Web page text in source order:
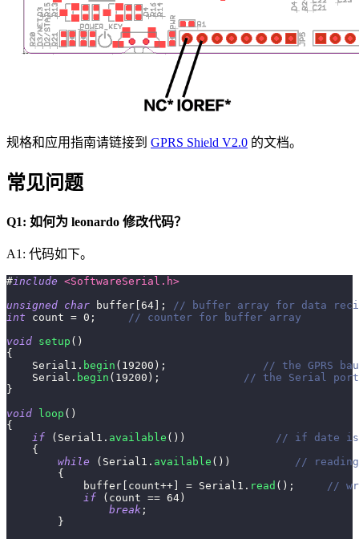
规格和应用指南请链接到 GPRS Shield V2.0 的文档。
常见问题
Q1: 如何为 leonardo 修改代码？
A1: 代码如下。
#include <SoftwareSerial.h>
unsigned char buffer 64 ;
// buffer array for data
int count = 0 ;
// counter for buffer array
void setup ( )
{
    Serial1
. begin ( 19200 ) ;
// the GPRS
    Serial
. begin ( 19200 ) ;
// the Serial port
}
void
loop ( )
{
if
( Serial1 . available ( ) )
// if date is
{
while
( Serial1 . available ( ) )
//
{
            buffer
count++ = Serial1 . read ( ) ;
//
if
( count == 64 )
break ;
}